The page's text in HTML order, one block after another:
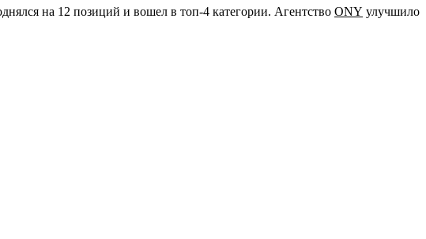
на 12 позиций и вошел в топ-4 категории. Агентство ONY улучшило